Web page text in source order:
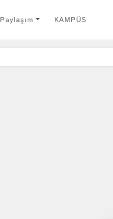
Paylaşım KAMPÜS